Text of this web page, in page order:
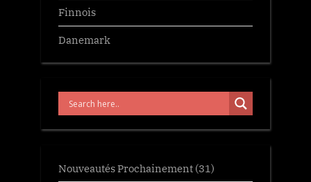
Finnois
Danemark
Nouveautés Prochainement (31)